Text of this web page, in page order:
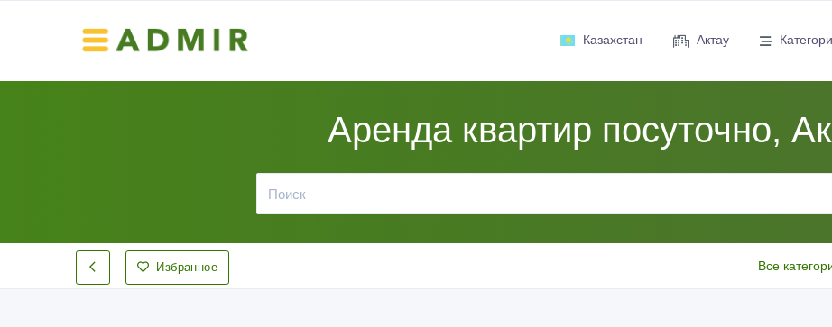
Казахстан Актау
Аренда квартир посуточно,
Избранное Все